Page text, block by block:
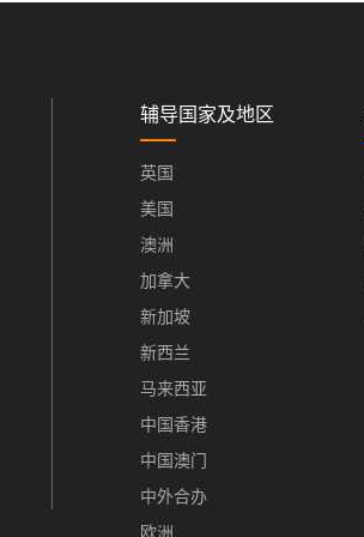
辅导国家及地区
英国
美国
澳洲
加拿大
新加坡
新西兰
马来西亚
中国香港
中国澳门
中外合办
欧洲